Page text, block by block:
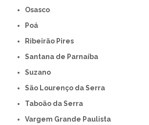
Osasco
Poá
Ribeirão Pires
Santana de Parnaíba
Suzano
São Lourenço da Serra
Taboão da Serra
Vargem Grande Paulista